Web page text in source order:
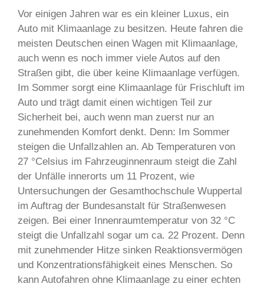
Vor einigen Jahren war es ein kleiner Luxus, ein
Auto mit Klimaanlage zu besitzen. Heute fahren die
meisten Deutschen einen Wagen mit Klimaanlage,
auch wenn es noch immer viele Autos auf den
Straßen gibt, die über keine Klimaanlage verfügen.
Im Sommer sorgt eine Klimaanlage für Frischluft im
Auto und trägt damit einen wichtigen Teil zur
Sicherheit bei, auch wenn man zuerst nur an
zunehmenden Komfort denkt. Denn: Im Sommer
steigen die Unfallzahlen an. Ab Temperaturen von
27 °Celsius im Fahrzeuginnenraum steigt die Zahl
der Unfälle innerorts um 11 Prozent, wie
Untersuchungen der Gesamthochschule Wuppertal
im Auftrag der Bundesanstalt für Straßenwesen
zeigen. Bei einer Innenraumtemperatur von 32 °C
steigt die Unfallzahl sogar um ca. 22 Prozent. Denn
mit zunehmender Hitze sinken Reaktionsvermögen
und Konzentrationsfähigkeit eines Menschen. So
kann Autofahren ohne Klimaanlage zu einer echten